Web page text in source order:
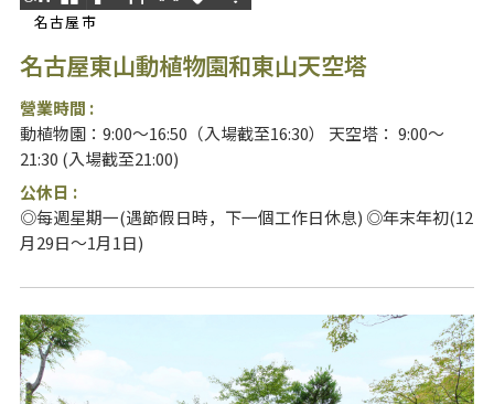
名古屋市
名古屋東山動植物園和東山天空塔
營業時間 :
動植物園：9:00～16:50（入場截至16:30） 天空塔： 9:00～
21:30 (入場截至21:00)
公休日 :
◎每週星期一(遇節假日時，下一個工作日休息) ◎年末年初(12
月29日～1月1日)